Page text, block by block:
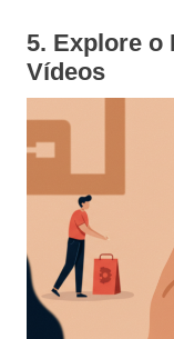
5. Explore o
Vídeos